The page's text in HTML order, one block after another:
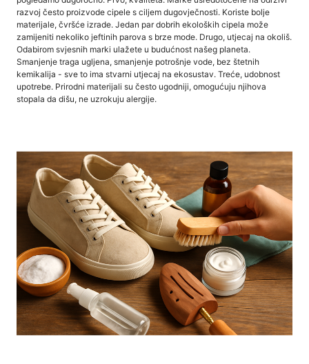
razvoj često proizvode cipele s ciljem dugovječnosti. Koriste bolje
materijale, čvršće izrade. Jedan par dobrih ekoloških cipela može
zamijeniti nekoliko jeftinih parova s ​​brze mode. Drugo, utjecaj na okoliš.
Odabirom svjesnih marki ulažete u budućnost našeg planeta.
Smanjenje traga ugljena, smanjenje potrošnje vode, bez štetnih
kemikalija - sve to ima stvarni utjecaj na ekosustav. Treće, udobnost
upotrebe. Prirodni materijali su često ugodniji, omogućuju njihova
stopala da dišu, ne uzrokuju alergije.